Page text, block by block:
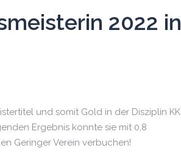
2022 in
und somit Gold in der Disziplin KK
Ergebnis konnte sie mit 0,8
Geringer Verein verbuchen!